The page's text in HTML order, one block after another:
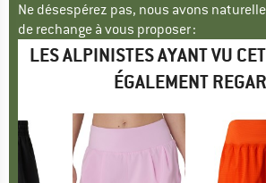
Ne désespérez pas, nous avons
de rechange à vous proposer :
LES ALPINISTES AYANT VU
ÉGALEMENT